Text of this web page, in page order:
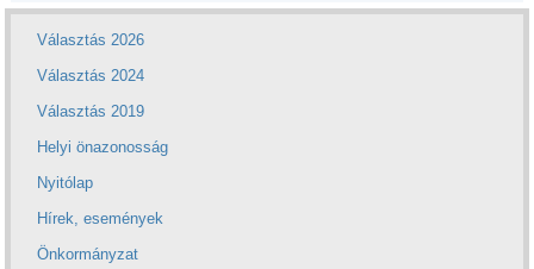
Választás 2026
Választás 2024
Választás 2019
Helyi önazonosság
Nyitólap
Hírek, események
Önkormányzat